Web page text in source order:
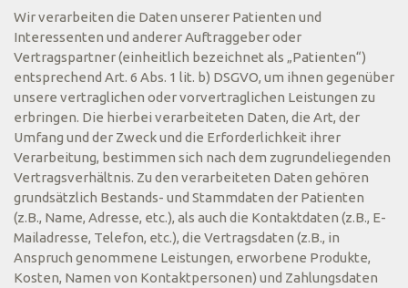
Wir verarbeiten die Daten unserer Patienten und
Interessenten und anderer Auftraggeber oder
Vertragspartner (einheitlich bezeichnet als „Patienten“)
entsprechend Art. 6 Abs. 1 lit. b) DSGVO, um ihnen gegenüber
unsere vertraglichen oder vorvertraglichen Leistungen zu
erbringen. Die hierbei verarbeiteten Daten, die Art, der
Umfang und der Zweck und die Erforderlichkeit ihrer
Verarbeitung, bestimmen sich nach dem zugrundeliegenden
Vertragsverhältnis. Zu den verarbeiteten Daten gehören
grundsätzlich Bestands- und Stammdaten der Patienten
(z.B., Name, Adresse, etc.), als auch die Kontaktdaten (z.B., E-
Mailadresse, Telefon, etc.), die Vertragsdaten (z.B., in
Anspruch genommene Leistungen, erworbene Produkte,
Kosten, Namen von Kontaktpersonen) und Zahlungsdaten